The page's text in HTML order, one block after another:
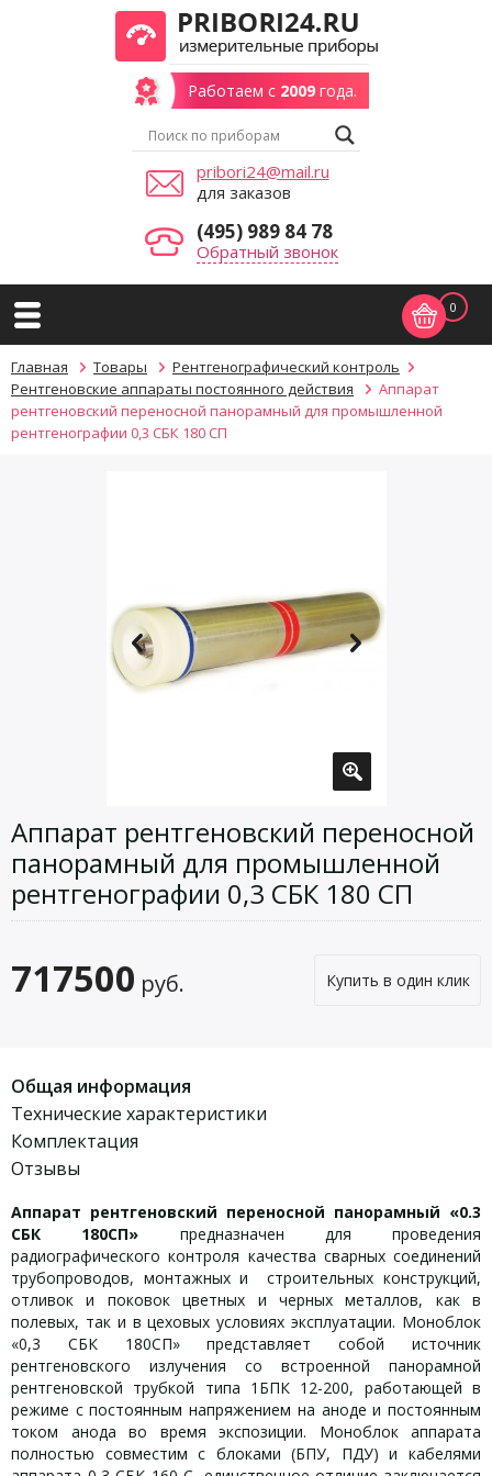
Работаем с 2009года.
pribori24@mail.ru
для заказов
(495) 989 84 78
Обратный звонок
0
Главная Товары
Рентгенографический контроль
Рентгеновские аппараты постоянного действия
Аппарат
рентгеновский переносной панорамный для промышленной
рентгенографии 0,3 СБК 180 СП
Аппарат рентгеновский переносной
панорамный для промышленной
рентгенографии 0,3 СБК 180 СП
717500 руб. Купить в один клик
Общая информация
Технические характеристики
Комплектация
Отзывы
Аппарат рентгеновский переносной панорамный «0.3
СБК 180СП» предназначен для проведения
радиографического контроля качества сварных соединений
трубопроводов, монтажных и строительных конструкций,
отливок и поковок цветных и черных металлов, как в
полевых, так и в цеховых условиях эксплуатации. Моноблок
«0,3 СБК 180СП» представляет собой источник
рентгеновского излучения со встроенной панорамной
рентгеновской трубкой типа 1БПК 12-200, работающей в
режиме с постоянным напряжением на аноде и постоянным
током анода во время экспозиции. Моноблок аппарата
полностью совместим с блоками (БПУ, ПДУ) и кабелями